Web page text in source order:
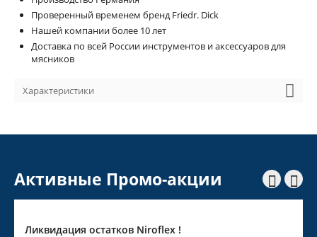
Проверенный временем бренд Friedr. Dick
Нашей компании более 10 лет
Доставка по всей России инструментов и аксессуаров для
мясников
Характеристики
Активные Промо-акции  
Ликвидация остатков Niroflex !